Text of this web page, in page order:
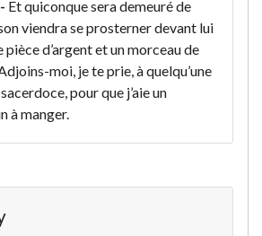
- Et quiconque sera demeuré de
viendra se prosterner devant lui
d’argent et un morceau de
moi, je te prie, à quelqu’une
pour que j’aie un
à manger.